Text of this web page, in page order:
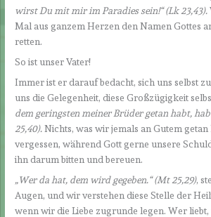
wirst Du mit mir im Paradies sein!“ (Lk 23,43).
Mal aus ganzem Herzen den Namen Gottes
retten.
So ist unser Vater!
Immer ist er darauf bedacht, sich uns selbst
uns die Gelegenheit, diese Großzügigkeit
dem geringsten meiner Brüder getan habt,
25,40).Nichts, was wir jemals an Gutem getan
vergessen, während Gott gerne unsere
ihn darum bitten und bereuen.
„Wer da hat, dem wird gegeben.“ (Mt 25,29),
Augen, und wir verstehen diese Stelle der
wenn wir die Liebe zugrunde legen. Wer